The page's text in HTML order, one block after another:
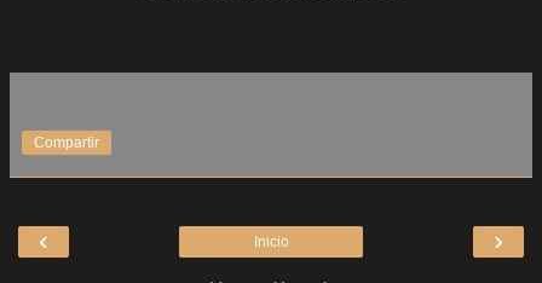
Compartir
‹ ›
Inicio